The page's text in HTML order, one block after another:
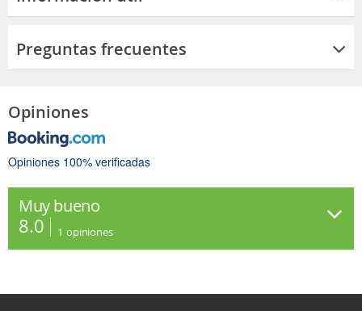
Preguntas frecuentes
Opiniones
Opiniones 100% verificadas
Muy bueno
8.0 1 opiniones